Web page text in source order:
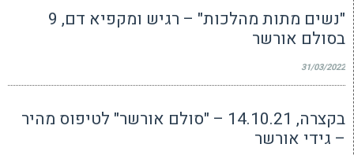
"נשים מתות מהלכות" – רגיש ומקפיא דם, 9
בסולם אורשר
31/03/2022
בקצרה, 14.10.21 – "סולם אורשר" לטיפוס מהיר
– גידי אורשר